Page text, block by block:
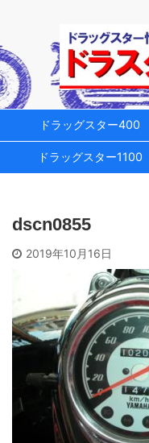
ドラッグスター400
ドラッグスター1100
dscn0855
2019年10月16日